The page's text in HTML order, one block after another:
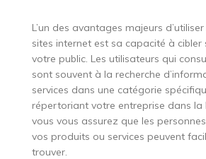
L’un des avantages majeurs
sites internet est sa capacité à cibler
votre public. Les utilisateurs qui
sont souvent à la recherche
services dans une catégorie
répertoriant votre entreprise dans la
vous vous assurez que les
vos produits ou services peuvent
trouver.